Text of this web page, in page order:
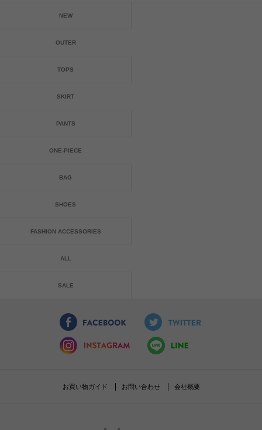
NEW
OUTER
TOPS
SKIRT
PANTS
ONE-PIECE
BAG
SHOES
FASHION ACCESSORIES
ALL
SALE
お買い物ガイド お問い合わせ 会社概要